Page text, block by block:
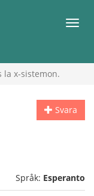
Meny
la x-sistemon.
Svara
Språk: Esperanto